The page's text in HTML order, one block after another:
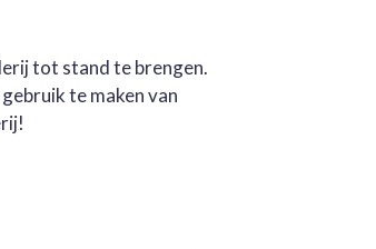
tot stand te brengen.
te maken van